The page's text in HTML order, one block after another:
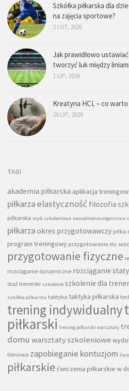
Szkółka piłkarska dla
na zajęcia sportowe?
2 LUT, 2026
Jak prawidłowo
tworzyć luk między
1 LIP, 2026
Kreatyna HCL – co
20 LIP, 2026
TAGI
akademia piłkarska aplikacja
piłkarza elastyczność filozofia
piłkarska myśl szkoleniowa nawodnienie organizmu
piłkarza okres przygotowawczy piłka
program treningowy przygotowanie do
przygotowanie fizyczne
rozciąganie dynamiczne rozciąganie
staż trenerski szkolenie szkolenie dla
szkółka piłkarska taktyka taktyka piłkarska
trening indywidualny
piłkarski trening piłkarski warsztaty
domu warsztaty szkoleniowe
tlenowa zapobieganie kontuzjom
piłkarskie ćwiczenia piłkarskie w